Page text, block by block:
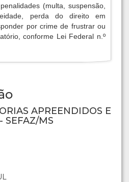
(multa, suspensão,
perda do direito em
por crime de frustrar ou
conforme Lei Federal n.º
APREENDIDOS E
SEFAZ/MS